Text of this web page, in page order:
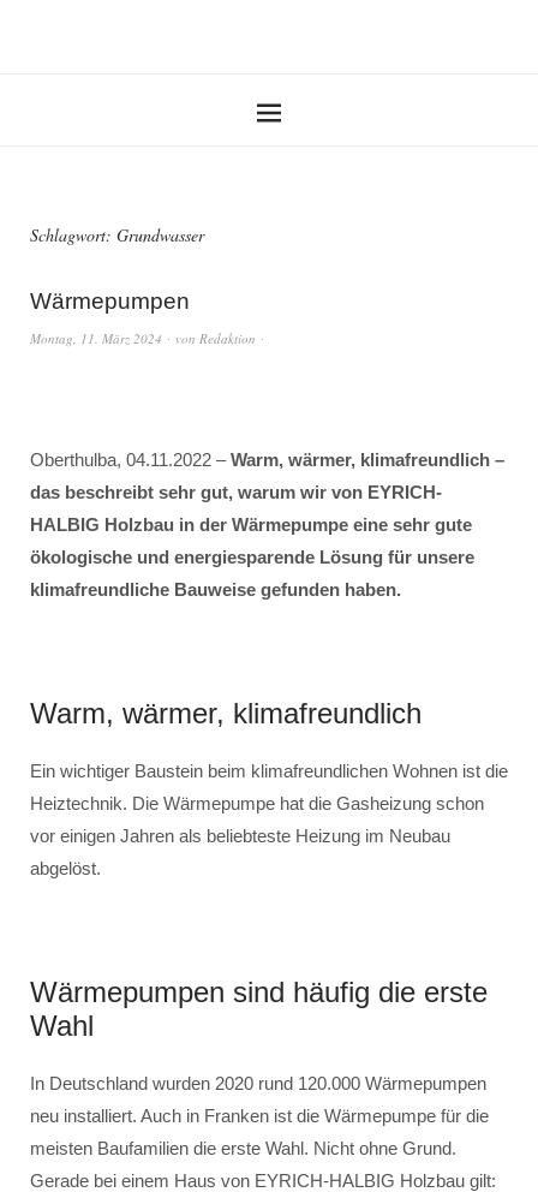
Schlagwort: Grundwasser
Wärmepumpen
Montag, 11. März 2024 von Redaktion
Oberthulba, 04.11.2022 –Warm, wärmer, klimafreundlich –
das beschreibt sehr gut, warum wir von EYRICH-
HALBIG Holzbau in der Wärmepumpe eine sehr gute
ökologische und energiesparende Lösung für unsere
klimafreundliche Bauweise gefunden haben.
Warm, wärmer, klimafreundlich
Ein wichtiger Baustein beim klimafreundlichen Wohnen ist die
Heiztechnik. Die Wärmepumpe hat die Gasheizung schon
vor einigen Jahren als beliebteste Heizung im Neubau
abgelöst.
Wärmepumpen sind häufig die erste
Wahl
In Deutschland wurden 2020 rund 120.000 Wärmepumpen
neu installiert. Auch in Franken ist die Wärmepumpe für die
meisten Baufamilien die erste Wahl. Nicht ohne Grund.
Gerade bei einem Haus von EYRICH-HALBIG Holzbau gilt: